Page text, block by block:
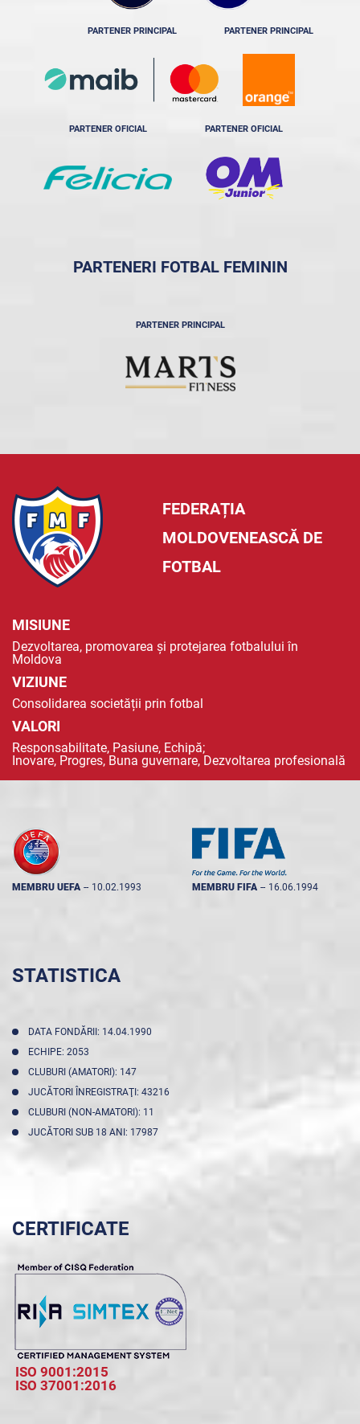
PARTENER PRINCIPAL PARTENER PRINCIPAL
PARTENER OFICIAL PARTENER OFICIAL
PARTENERI FOTBAL FEMININ
PARTENER PRINCIPAL
FEDERAȚIA
MOLDOVENEASCĂ DE
FOTBAL
MISIUNE
Dezvoltarea, promovarea și protejarea fotbalului în
Moldova
VIZIUNE
Consolidarea societății prin fotbal
VALORI
Responsabilitate, Pasiune, Echipă;
Inovare, Progres, Buna guvernare, Dezvoltarea profesională
MEMBRU UEFA -- 10.02.1993 MEMBRU FIFA -- 16.06.1994
STATISTICA
DATA FONDĂRII: 14.04.1990
ECHIPE: 2053
CLUBURI (AMATORI): 147
JUCĂTORI ÎNREGISTRAŢI: 43216
CLUBURI (NON-AMATORI): 11
JUCĂTORI SUB 18 ANI: 17987
CERTIFICATE
ISO 9001:2015
ISO 37001:2016